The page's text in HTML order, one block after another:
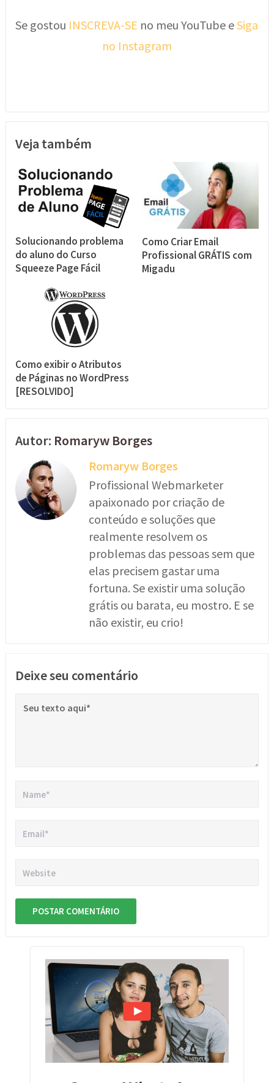
Se gostou INSCREVA-SE no meu YouTube eSiga
no Instagram
Veja também
Solucionando problema
do aluno do Curso
Squeeze Page Fácil
Como Criar Email
Profissional GRÁTIS com
Migadu
Como exibir o Atributos
de Páginas no WordPress
[RESOLVIDO]
Autor: Romaryw Borges
Romaryw Borges
Profissional Webmarketer
apaixonado por criação de
conteúdo e soluções que
realmente resolvem os
problemas das pessoas sem que
elas precisem gastar uma
fortuna. Se existir uma solução
grátis ou barata, eu mostro. E se
não existir, eu crio!
Deixe seu comentário